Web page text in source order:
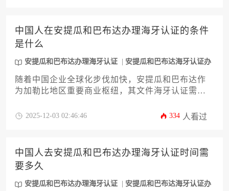
中国人在安提瓜和巴布达办理海牙认证的条件
是什么
安提瓜和巴布达办理海牙认证
安提瓜和巴布达海牙认证办
随着中国企业全球化步伐加快，安提瓜和巴布达作
为加勒比地区重要商业枢纽，其文件海牙认证需求
办理海牙认证的十二项核心条件，涵盖身份资格、
章程、授权书等材料的合规要点，为跨境投资、国
际贸易等场景提供实用指引。安提瓜和巴布达办理
海牙认证的标准化流程将助力企业高效完成国际业
务合规。
2025-12-03 02:46:46 334 人看过
中国人去安提瓜和巴布达办理海牙认证时间需
要多久
安提瓜和巴布达办理海牙认证
安提瓜和巴布达海牙认证办